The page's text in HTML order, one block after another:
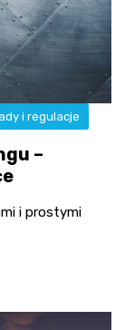
i regulacje
–
i prostymi